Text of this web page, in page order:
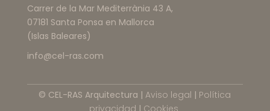
Carrer de la Mar Mediterrània 43 A,
07181 Santa Ponsa en Mallorca
(Islas Baleares)
info@cel-ras.com
© CEL-RAS Arquitectura | Aviso legal | Política
privacidad | Cookies